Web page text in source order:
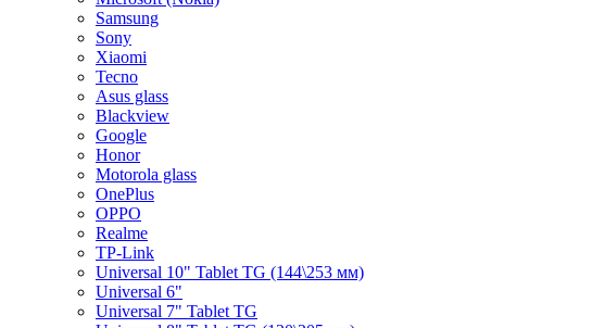
Samsung
Sony
Xiaomi
Tecno
Asus glass
Blackview
Google
Honor
Motorola glass
OnePlus
OPPO
Realme
TP-Link
Universal 10" Tablet TG (144\253 мм)
Universal 6"
Universal 7" Tablet TG